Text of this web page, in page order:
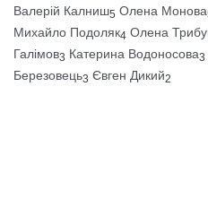
Валерій Калниш5 Олена Монова
Михайло Подоляк4 Олена
Галімов3 Катерина Водоносова3
Березовець3 Євген Дикий2